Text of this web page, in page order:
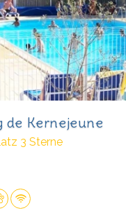
de Kernejeune
3 Sterne